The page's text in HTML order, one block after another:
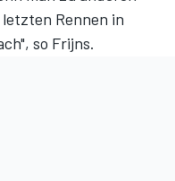
Rennen in
so Frijns.